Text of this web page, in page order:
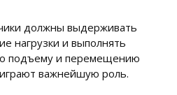
должны выдерживать
нагрузки и выполнять
подъему и перемещению
важнейшую роль.